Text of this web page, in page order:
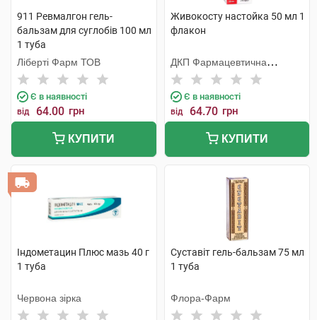
911 Ревмалгон гель-
бальзам для суглобів 100 мл
1 туба
Ліберті Фарм ТОВ
Є в наявності
від 64.00 грн
КУПИТИ
Живокосту настойка 50 мл 1
флакон
ДКП Фармацевтична
фабрика
Є в наявності
від 64.70 грн
КУПИТИ
Індометацин Плюс мазь 40 г
1 туба
Червона зірка
Суставіт гель-бальзам 75 мл
1 туба
Флора-Фарм